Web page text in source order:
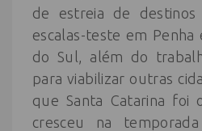
de estreia de destinos
escalas-teste em Penha
do Sul, além do
para viabilizar outras
que Santa Catarina foi
cresceu na